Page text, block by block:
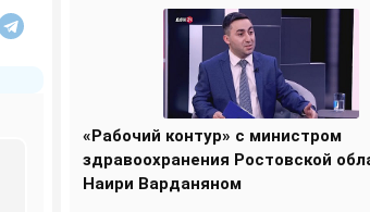
«Рабочий контур» с министром
здравоохранения Ростовской
Наири Варданяном